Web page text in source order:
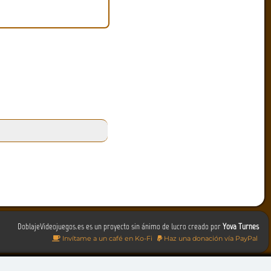
DoblajeVideojuegos.es es un proyecto sin ánimo de lucro creado porYova Turnes
Invítame a un café en Ko-Fi Haz una donación vía PayPal